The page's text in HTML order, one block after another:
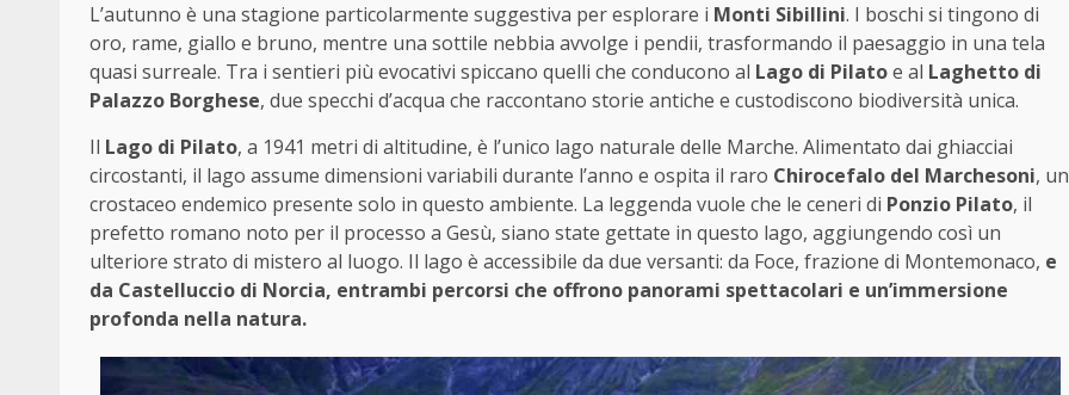
L’autunno è una stagione particolarmente suggestiva per esplorare i Monti Sibillini. I boschi si tingono di
oro, rame, giallo e bruno, mentre una sottile nebbia avvolge i pendii, trasformando il paesaggio in una tela
quasi surreale. Tra i sentieri più evocativi spiccano quelli che conducono al Lago di Pilatoe al Laghetto di
Palazzo Borghese, due specchi d’acqua che raccontano storie antiche e custodiscono biodiversità unica.
Il Lago di Pilato, a 1941 metri di altitudine, è l’unico lago naturale delle Marche. Alimentato dai ghiacciai
circostanti, il lago assume dimensioni variabili durante l’anno e ospita il raro Chirocefalo del Marchesoni, un
crostaceo endemico presente solo in questo ambiente. La leggenda vuole che le ceneri di Ponzio Pilato, il
prefetto romano noto per il processo a Gesù, siano state gettate in questo lago, aggiungendo così un
ulteriore strato di mistero al luogo. Il lago è accessibile da due versanti: da Foce, frazione di Montemonaco, e
da Castelluccio di Norcia, entrambi percorsi che offrono panorami spettacolari e un’immersione
profonda nella natura.